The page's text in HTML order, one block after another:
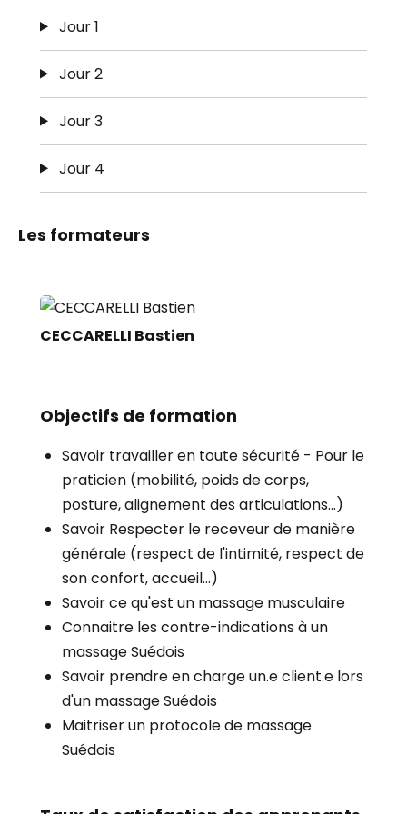
Jour 1
Jour 2
Jour 3
Jour 4
Les formateurs
CECCARELLI Bastien
Objectifs de formation
Savoir travailler en toute sécurité - Pour le
praticien (mobilité, poids de corps,
posture, alignement des articulations...)
Savoir Respecter le receveur de manière
générale (respect de l'intimité, respect de
son confort, accueil...)
Savoir ce qu'est un massage musculaire
Connaitre les contre-indications à un
massage Suédois
Savoir prendre en charge un.e client.e lors
d'un massage Suédois
Maitriser un protocole de massage
Suédois